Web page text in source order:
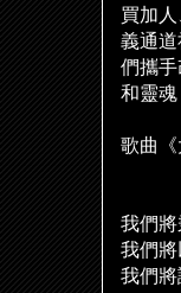
買加
義通
們攜手
和靈
歌曲《
我們
我們
我們將